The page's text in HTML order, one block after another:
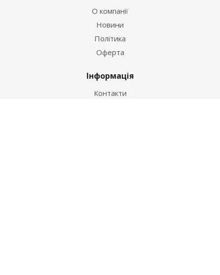
О компанії
Новини
Політика
Оферта
Інформація
Контакти